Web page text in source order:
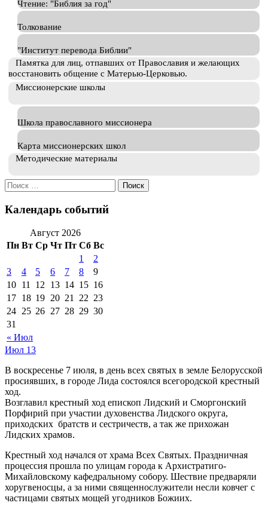
Чтение: "Библия за год"
Толкование
"Институт перевода Библии"
Памятка для лиц, отпавших от Православия и желающих
восстановить общение с Матерью-Церковью.
Миссионерские школы
Школа православного миссионера
Карта миссионерских школ
Методические материалы
Искать:
Календарь событий
Август 2026
Пн Вт Ср Чт Пт Сб Вс
« Июл
1
2
3
4 5 6 7 8
9
10 11 12 13 14 15 16
17 18 19 20 21 22 23
24 25 26 27 28 29 30
31
Июл 13
В воскресенье 7 июля, в день всех святых в земле Белорусской
просиявших, в городе Лида состоялся всегородской крестный
ход.
Возглавил крестный ход епископ Лидский и Сморгонский
Порфирий при участии духовенства Лидского округа,
приходских братств и сестричеств, а так же прихожан
Лидских храмов.
Крестный ход начался от храма Всех Святых. Праздничная
процессия прошла по улицам города к Архистратиго-
Михайловскому кафедральному собору. Шествие предваряли
хоругвеносцы, а за ними священнослужители несли ковчег с
частицами святых мощей угодников Божиих.